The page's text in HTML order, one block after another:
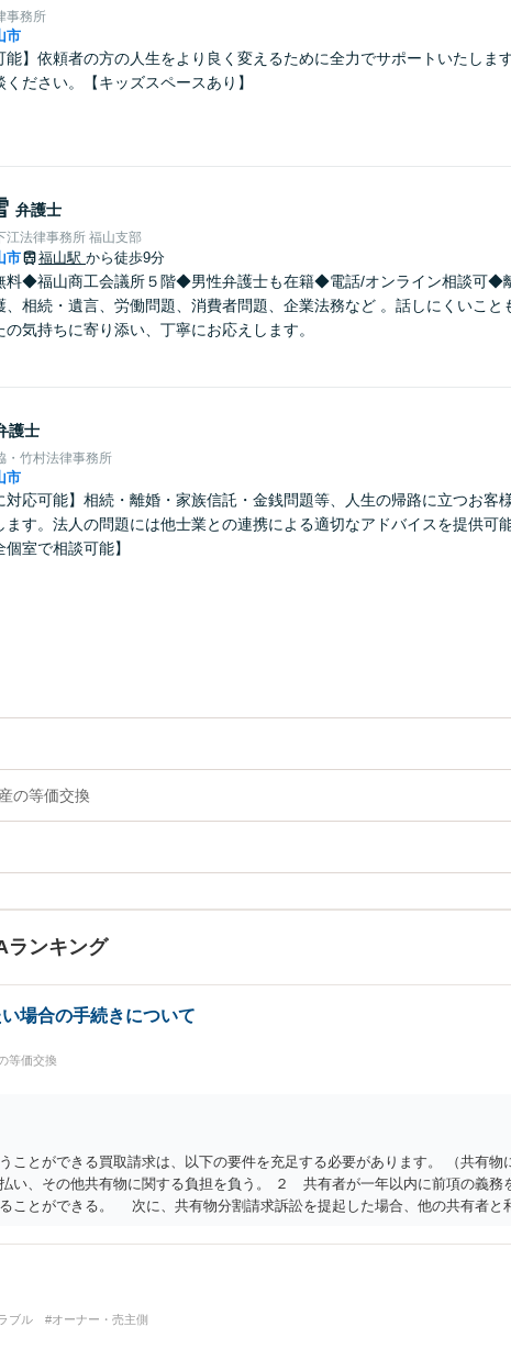
事務所
市
能】依頼者の方の人生をより良く変えるために全力でサポートいたしま
ださい。【キッズスペースあり】
弁護士
江法律事務所 福山支部
市 福山駅 から徒歩9分
◆福山商工会議所５階◆男性弁護士も在籍◆電話/オンライン相談可◆
、相続・遺言、労働問題、消費者問題、企業法務など 。話しにくいこと
の気持ちに寄り添い、丁寧にお応えします。
護士
・竹村法律事務所
市
対応可能】相続・離婚・家族信託・金銭問題等、人生の帰路に立つお客
ます。法人の問題には他士業との連携による適切なアドバイスを提供可
室で相談可能】
の等価交換
ランキング
場合の手続きについて
等価交換
ことができる買取請求は、以下の要件を充足する必要があります。 （共有
い、その他共有物に関する負担を負う。 ２ 共有者が一年以内に前項の義務
ことができる。 次に、共有物分割請求訴訟を提起した場合、他の共有者と
イスを受けてみることもご検討下さい。
ブル #オーナー・売主側